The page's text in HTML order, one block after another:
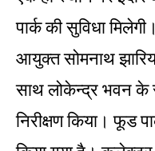
पार्क की सुविधा
आयुक्त सोमनाथ
साथ लोकेन्द्र भवन के
निरीक्षण किया। फूड